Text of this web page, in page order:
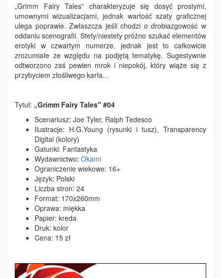
„Grimm Fairy Tales” charakteryzuje się dosyć prostymi,
umownymi wizualizacjami, jednak wartość szaty graficznej
ulega poprawie. Zwłaszcza jeśli chodzi o drobiazgowość w
oddaniu scenografii. Stety/niestety próżno szukać elementów
erotyki w czwartym numerze, jednak jest to całkowicie
zrozumiałe ze względu na podjętą tematykę. Sugestywnie
odtworzono zaś pewien mrok i niepokój, który wiąże się z
przybyciem złośliwego karła...
Tytuł: „Grimm Fairy Tales" #04
Scenariusz: Joe Tyler, Ralph Tedesco
Ilustracje: H.G.Young (rysunki i tusz), Transparency
Digital (kolory)
Gatunki: Fantastyka
Wydawnictwo: Okami
Ograniczenie wiekowe: 16+
Język: Polski
Liczba stron: 24
Format: 170x260mm
Oprawa: miękka
Papier: kreda
Druk: kolor
Cena: 15 zł